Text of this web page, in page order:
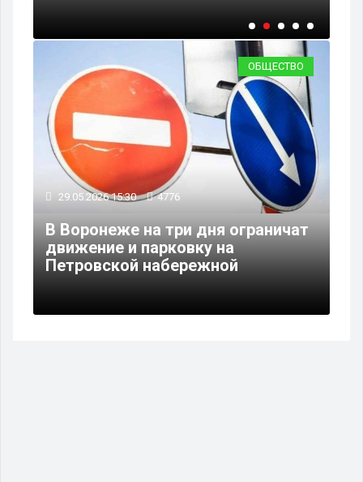
ОБЩЕСТВО
29.05.2026 15:30 4776
В Воронеже на три дня ограничат
движение и парковку на
Петровской набережной